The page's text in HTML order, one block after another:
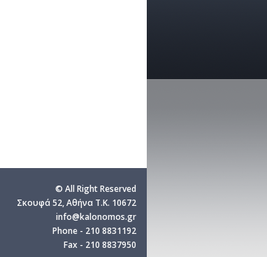
© All Right Reserved
Σκουφά 52, Αθήνα T.K. 10672
info@kalonomos.gr
Phone - 210 8831192
Fax - 210 8837950